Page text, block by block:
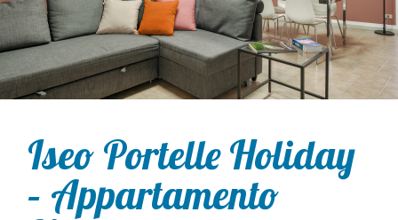
Iseo Portelle Holiday
– Appartamento